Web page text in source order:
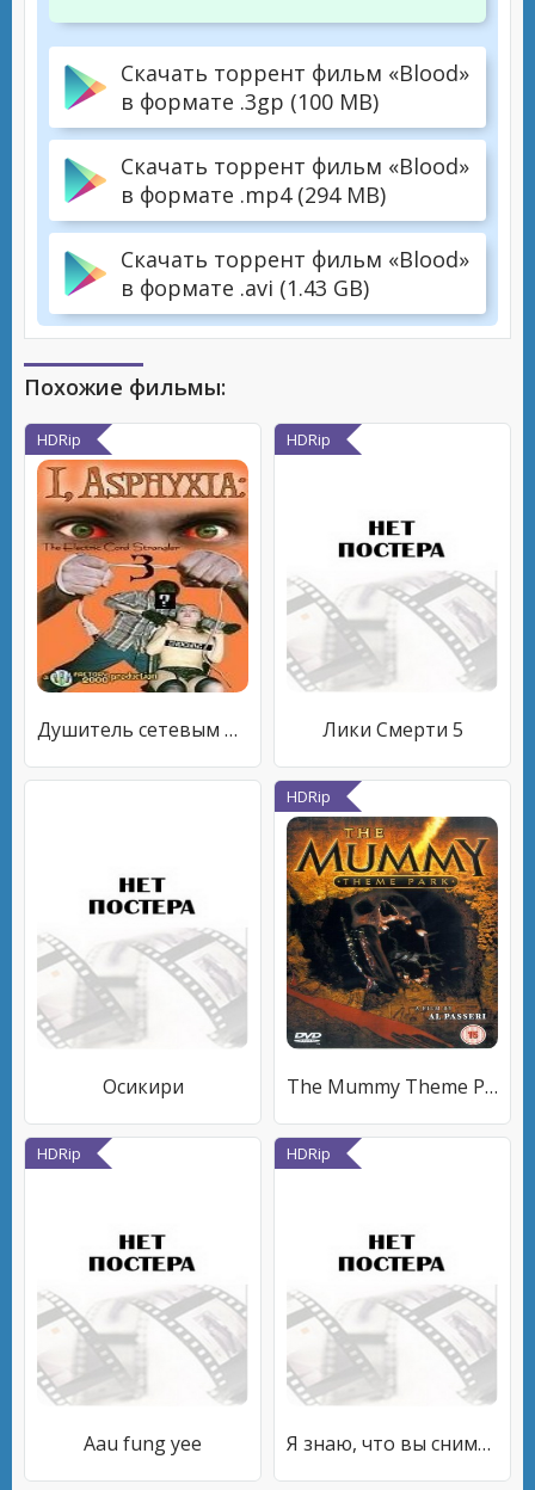
Скачать торрент фильм «Blood»
в формате .3gp (100 MB)
Скачать торрент фильм «Blood»
в формате .mp4 (294 MB)
Скачать торрент фильм «Blood»
в формате .avi (1.43 GB)
Похожие фильмы:
HDRip
Душитель сетевым шнуром 3
HDRip
Лики Смерти 5
Осикири
HDRip
The Mummy Theme Park
HDRip
Aau fung yee
HDRip
Я знаю, что вы снимали этим летом